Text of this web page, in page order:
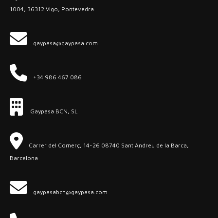
1004, 36312 Vigo, Pontevedra
gaypasa@gaypasa.com
+34 986 467 086
Gaypasa BCN, SL
Carrer del Comerç, 14-26 08740 Sant Andreu de la Barca,
Barcelona
gaypasabcn@gaypasa.com